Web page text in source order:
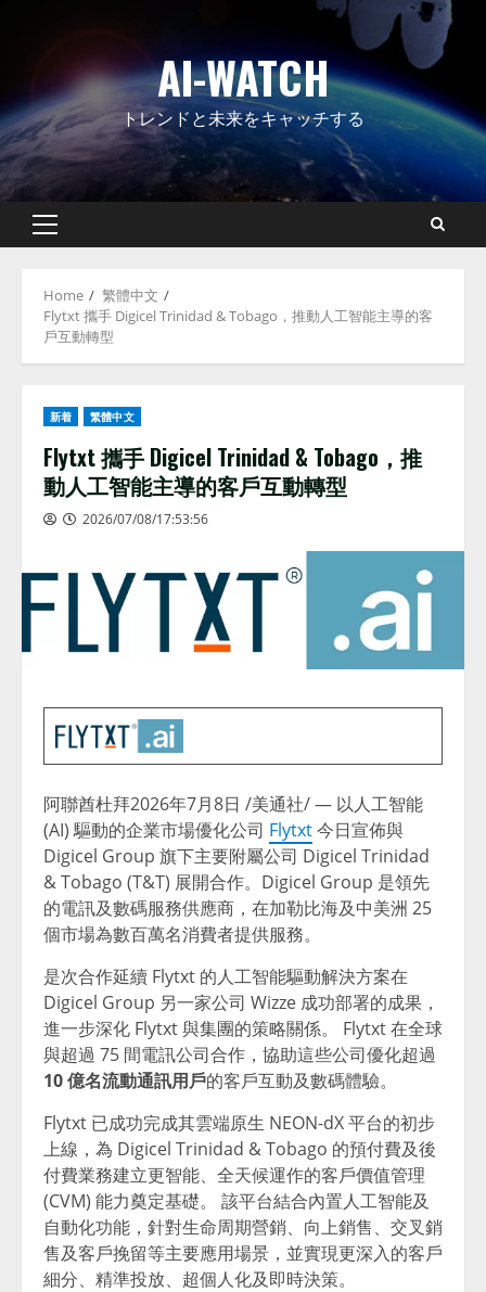
AI-WATCH
トレンドと未来をキャッチする
Primary
Home
繁體中文
Flytxt 攜手 Digicel Trinidad & Tobago，推動人工智能主導的客
戶互動轉型
新着 繁體中文
Flytxt 攜手 Digicel Trinidad & Tobago，推
動人工智能主導的客戶互動轉型
2026/07/08/17:53:56
阿聯酋杜拜2026年7月8日 /美通社/ — 以人工智能
(AI) 驅動的企業市場優化公司 Flytxt今日宣佈與
Digicel Group 旗下主要附屬公司 Digicel Trinidad
& Tobago (T&T) 展開合作。Digicel Group 是領先
的電訊及數碼服務供應商，在加勒比海及中美洲 25
個市場為數百萬名消費者提供服務。
是次合作延續 Flytxt 的人工智能驅動解決方案在
Digicel Group 另一家公司 Wizze 成功部署的成果，
進一步深化 Flytxt 與集團的策略關係。 Flytxt 在全球
與超過 75 間電訊公司合作，協助這些公司優化超過
10 億名流動通訊用戶的客戶互動及數碼體驗。
Flytxt 已成功完成其雲端原生 NEON-dX 平台的初步
上線，為 Digicel Trinidad & Tobago 的預付費及後
付費業務建立更智能、全天候運作的客戶價值管理
(CVM) 能力奠定基礎。 該平台結合內置人工智能及
自動化功能，針對生命周期營銷、向上銷售、交叉銷
售及客戶挽留等主要應用場景，並實現更深入的客戶
細分、精準投放、超個人化及即時決策。